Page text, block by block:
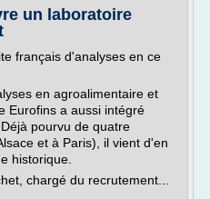
un laboratoire
français d'analyses en ce
en agroalimentaire et
Eurofins a aussi intégré
pourvu de quatre
et à Paris), il vient d'en
historique.
chargé du recrutement...